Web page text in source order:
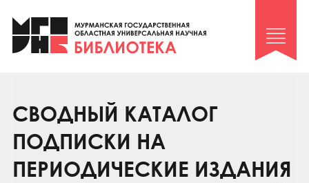
Клуб «Гиря и сельдерей»
Клуб «Семейный архив»
Коллегам
Контакты
СВОДНЫЙ КАТАЛОГ
ПОДПИСКИ НА
ПЕРИОДИЧЕСКИЕ ИЗДАНИЯ